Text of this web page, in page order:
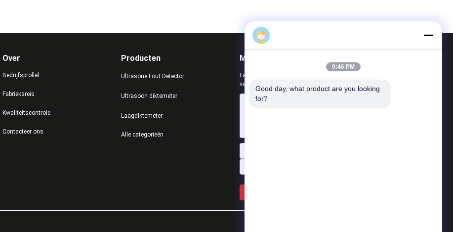
Over
Bedrijfsprofiel
Fabrieksreis
Kwaliteitscontrole
Contacteer ons
Producten
Ultrasone Fout Detector
Ultrasoon diktemeter
Laagdiktemeter
Alle categorieën
Mail ons
Laat ons uw vereiste weten. We zullen de beste producten met u
verbinden.
9:46 PM
Good day, what product are you looking
for?